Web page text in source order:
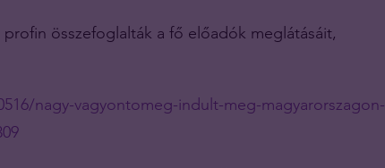
összefoglalták a fő előadók meglátásáit,
nagy-vagyontomeg-indult-meg-magyarorszagon-